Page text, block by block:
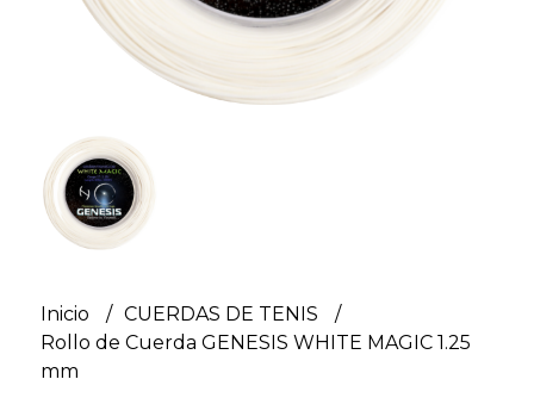
Inicio
CUERDAS DE TENIS
Rollo de Cuerda GENESIS WHITE MAGIC 1.25
mm